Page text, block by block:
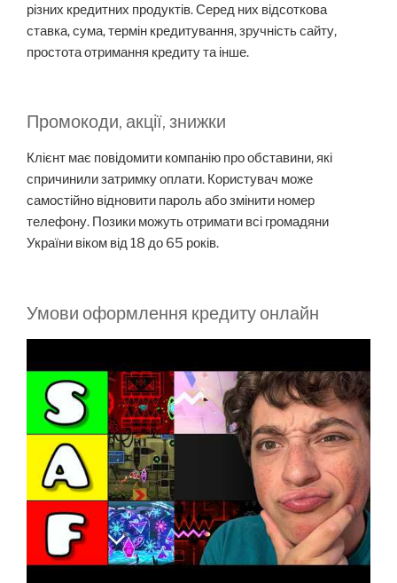
різних кредитних продуктів. Серед них відсоткова
ставка, сума, термін кредитування, зручність сайту,
простота отримання кредиту та інше.
Промокоди, акції, знижки
Клієнт має повідомити компанію про обставини, які
спричинили затримку оплати. Користувач може
самостійно відновити пароль або змінити номер
телефону. Позики можуть отримати всі громадяни
України віком від 18 до 65 років.
Умови оформлення кредиту онлайн